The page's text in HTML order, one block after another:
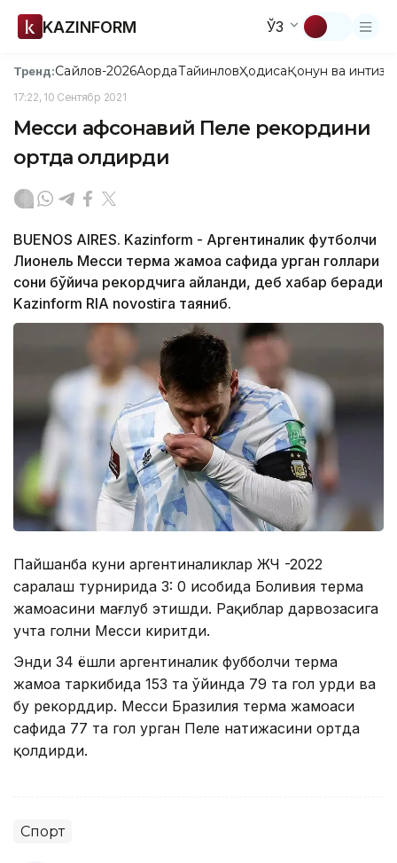
KAZINFORM ЎЗ
Тренд:Сайлов-2026АқордаТайинловҲодисаҚонун ва
17:22, 10 Сентябр 2021
Месси афсонавий Пеле рекордини
ортда қолдирди
BUENOS AIRES. Kazinform - Aргентиналик футболчи
Лионель Месси терма жамоа сафида урган голлари
сони бўйича рекордчига айланди, деб хабар беради
Kazinform RIA novostiга таяниб.
Пайшанба куни аргентиналиклар ЖЧ -2022
саралаш турнирида 3: 0 ҳисобида Боливия терма
жамоасини мағлуб этишди. Рақиблар дарвозасига
учта голни Месси киритди.
Энди 34 ёшли аргентиналик фубболчи терма
жамоа таркибида 153 та ўйинда 79 та гол урди ва
бу рекорддир. Месси Бразилия терма жамоаси
сафида 77 та гол урган Пеле натижасини ортда
қолдирди.
Спорт